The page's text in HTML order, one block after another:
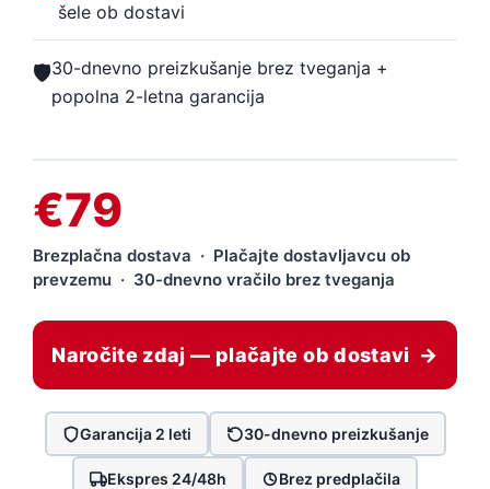
šele ob dostavi
🛡30-dnevno preizkušanje brez tveganja +
popolna 2-letna garancija
€79
Brezplačna dostava · Plačajte dostavljavcu ob
prevzemu · 30-dnevno vračilo brez tveganja
Naročite zdaj — plačajte ob dostavi →
Garancija 2 leti 30-dnevno preizkušanje
Ekspres 24/48h Brez predplačila